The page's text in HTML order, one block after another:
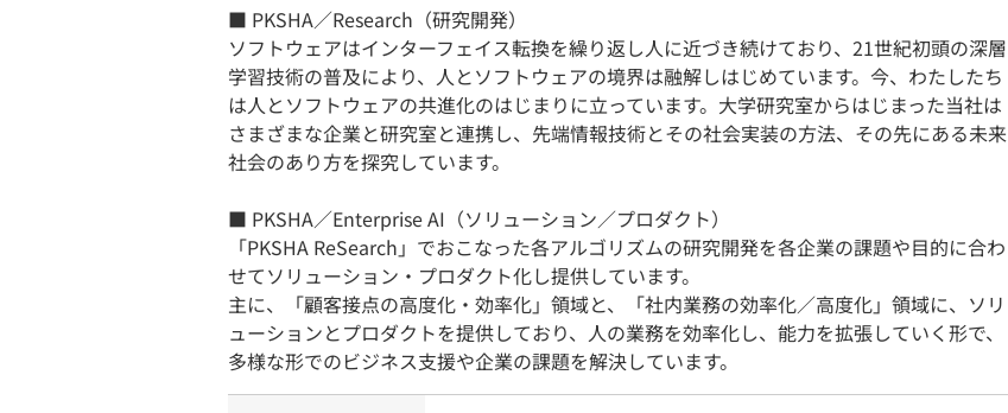
■ PKSHA／Research（研究開発）
ソフトウェアはインターフェイス転換を繰り返し人に近づき続けており、21世紀初頭の深層
学習技術の普及により、人とソフトウェアの境界は融解しはじめています。今、わたしたち
は人とソフトウェアの共進化のはじまりに立っています。大学研究室からはじまった当社は
さまざまな企業と研究室と連携し、先端情報技術とその社会実装の方法、その先にある未来
社会のあり方を探究しています。
■ PKSHA／Enterprise AI（ソリューション／プロダクト）
「PKSHA ReSearch」でおこなった各アルゴリズムの研究開発を各企業の課題や目的に合わ
せてソリューション・プロダクト化し提供しています。
主に、「顧客接点の高度化・効率化」領域と、「社内業務の効率化／高度化」領域に、ソリ
ューションとプロダクトを提供しており、人の業務を効率化し、能力を拡張していく形で、
多様な形でのビジネス支援や企業の課題を解決しています。